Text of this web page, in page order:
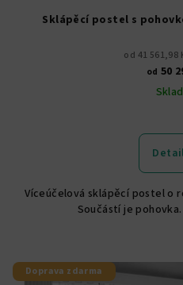
Sklápěcí postel s
od 41 561,98
od 50
Víceúčelová sklápěcí postel o
Součástí je
Doprava zdarma